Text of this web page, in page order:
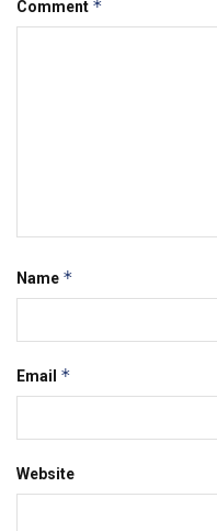
Comment *
Name *
Email *
Website